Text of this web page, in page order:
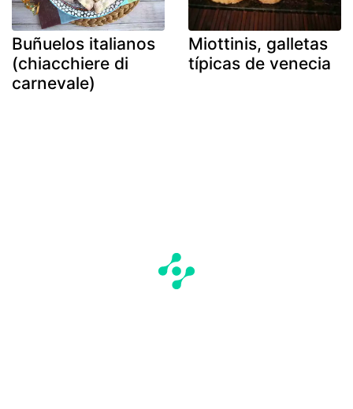
Buñuelos italianos
(chiacchiere di
carnevale)
Miottinis, galletas
típicas de venecia